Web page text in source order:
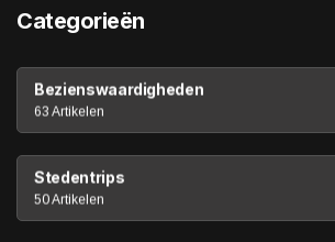
Categorieën
Bezienswaardigheden
63 Artikelen
Stedentrips
50 Artikelen